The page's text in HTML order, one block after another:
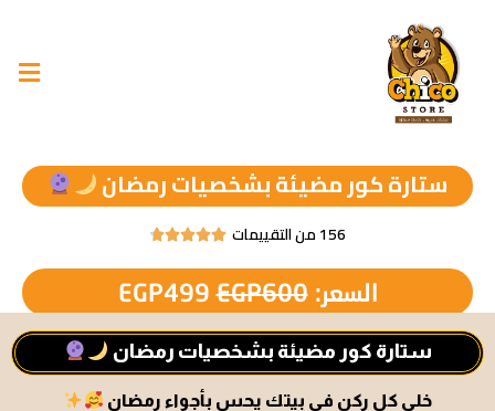
ستارة كور مضيئة بشخصيات رمضان
156 من التقييمات 




السعر: EGP600
EGP499
ستارة كور مضيئة بشخصيات رمضان
خلي كل ركن في بيتك يحس بأجواء رمضان